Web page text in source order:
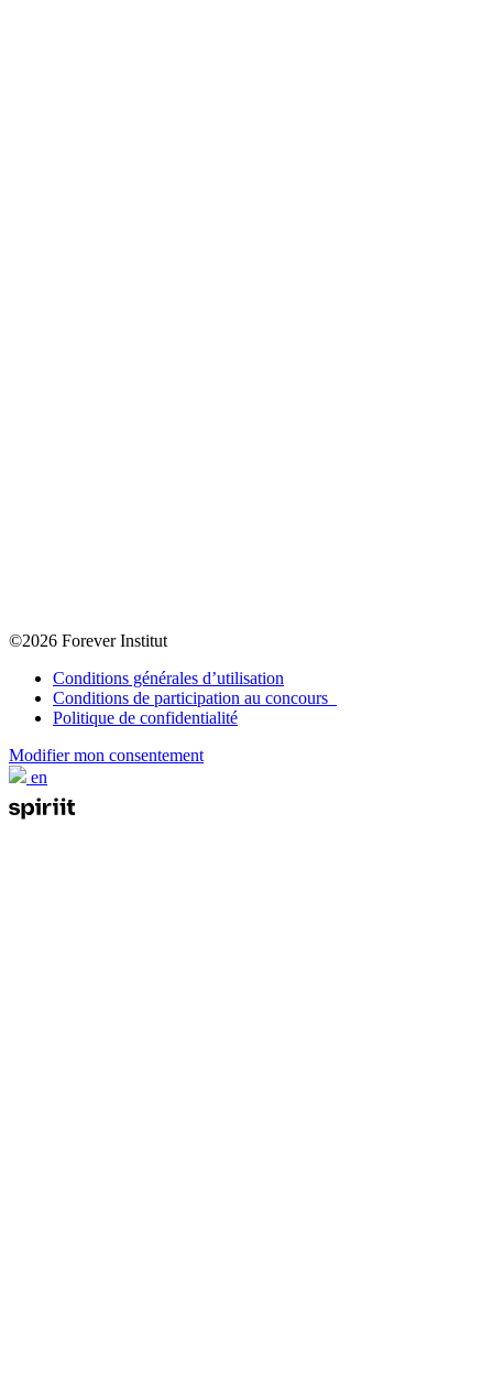
©2026 Forever Institut
Conditions générales d’utilisation
Conditions de participation au concours
Politique de confidentialité
Modifier mon consentement
en